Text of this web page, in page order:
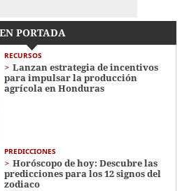
EN PORTADA
RECURSOS
Lanzan estrategia de incentivos
para impulsar la producción
agrícola en Honduras
PREDICCIONES
Horóscopo de hoy: Descubre las
predicciones para los 12 signos del
zodiaco